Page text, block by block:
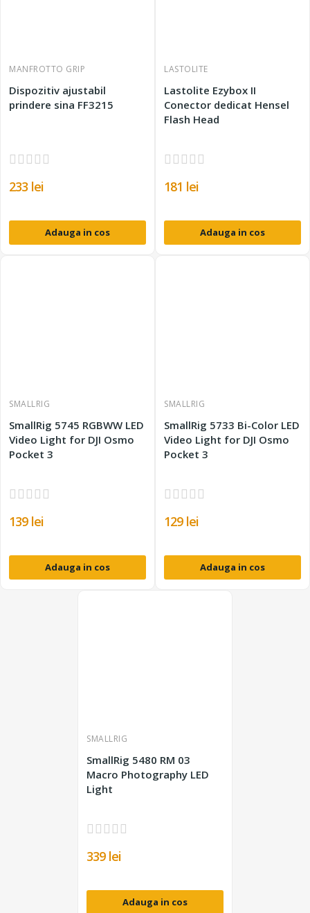
MANFROTTO GRIP
Dispozitiv ajustabil
prindere sina FF3215
233 lei
Adauga in cos
LASTOLITE
Lastolite Ezybox II
Conector dedicat Hensel
Flash Head
181 lei
Adauga in cos
SMALLRIG
SmallRig 5745 RGBWW LED
Video Light for DJI Osmo
Pocket 3
139 lei
Adauga in cos
SMALLRIG
SmallRig 5733 Bi-Color LED
Video Light for DJI Osmo
Pocket 3
129 lei
Adauga in cos
SMALLRIG
SmallRig 5480 RM 03
Macro Photography LED
Light
339 lei
Adauga in cos